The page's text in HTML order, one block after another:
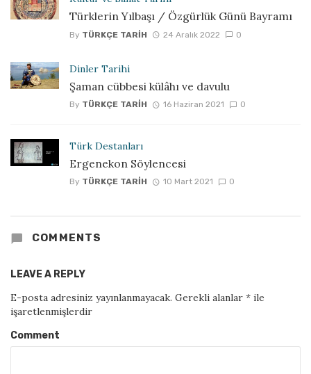
Türklerin Yılbaşı / Özgürlük Günü Bayramı
By TÜRKÇE TARIH 24 Aralık 2022 0
Dinler Tarihi
Şaman cübbesi külâhı ve davulu
By TÜRKÇE TARIH 16 Haziran 2021 0
Türk Destanları
Ergenekon Söylencesi
By TÜRKÇE TARIH 10 Mart 2021 0
COMMENTS
LEAVE A REPLY
E-posta adresiniz yayınlanmayacak. Gerekli alanlar * ile
işaretlenmişlerdir
Comment